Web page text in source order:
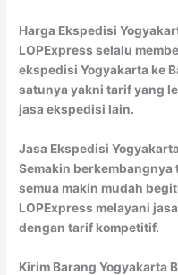
Harga Ekspedisi
LOPExpress selalu
ekspedisi Yogyakarta ke
satunya yakni tarif yang
jasa ekspedisi lain.
Jasa Ekspedisi
Semakin
semua makin mudah
LOPExpress melayani
dengan tarif kompetitif.
Kirim Barang Yogyakarta